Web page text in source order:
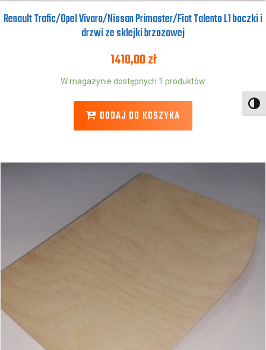
Renault Trafic/Opel Vivaro/Nissan Primaster/Fiat Talento L1 boczki i
drzwi ze sklejki brzozowej
1410,00zł
W magazynie dostępnych 1 produktów
DODAJ DO KOSZYKA